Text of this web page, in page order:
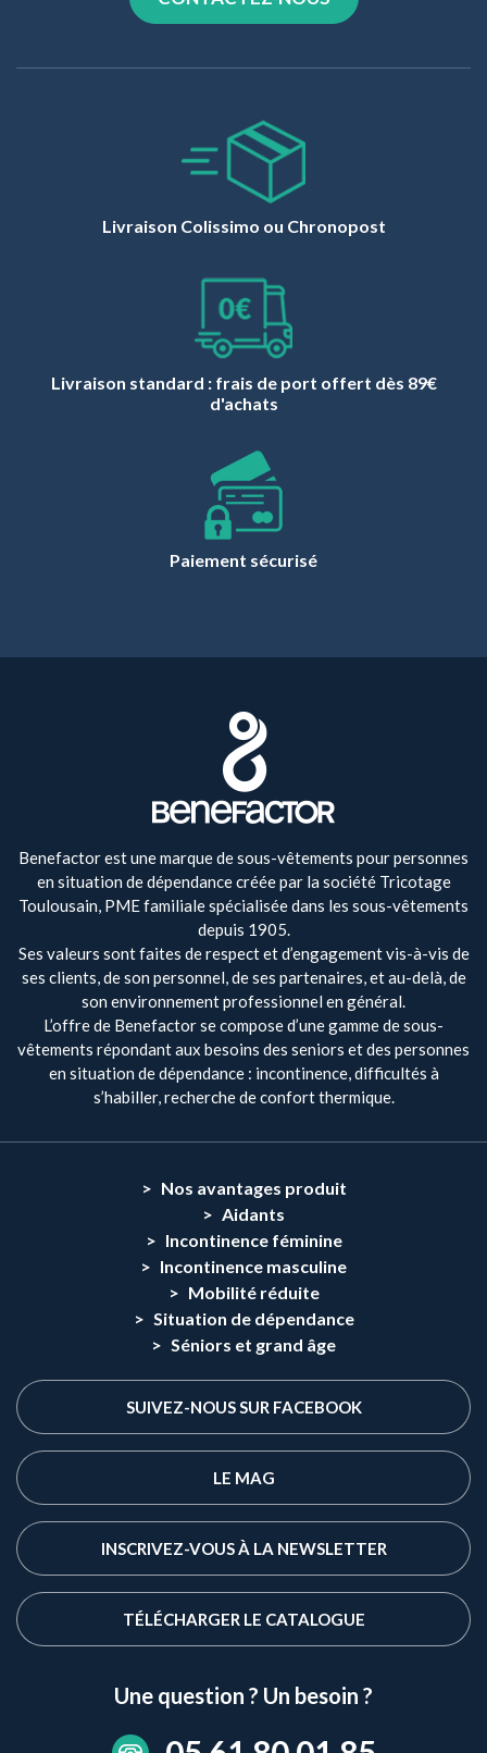
Livraison Colissimo ou Chronopost
Livraison standard : frais de port offert dès 89€
d'achats
Paiement sécurisé
Benefactor est une marque de sous-vêtements pour personnes
en situation de dépendance créée par la société Tricotage
Toulousain, PME familiale spécialisée dans les sous-vêtements
depuis 1905.
Ses valeurs sont faites de respect et d’engagement vis-à-vis de
ses clients, de son personnel, de ses partenaires, et au-delà, de
son environnement professionnel en général.
L’offre de Benefactor se compose d’une gamme de sous-
vêtements répondant aux besoins des seniors et des personnes
en situation de dépendance : incontinence, difficultés à
s’habiller, recherche de confort thermique.
Nos avantages produit
Aidants
Incontinence féminine
Incontinence masculine
Mobilité réduite
Situation de dépendance
Séniors et grand âge
SUIVEZ-NOUS SUR FACEBOOK
LE MAG
INSCRIVEZ-VOUS À LA NEWSLETTER
TÉLÉCHARGER LE CATALOGUE
Une question ? Un besoin ?